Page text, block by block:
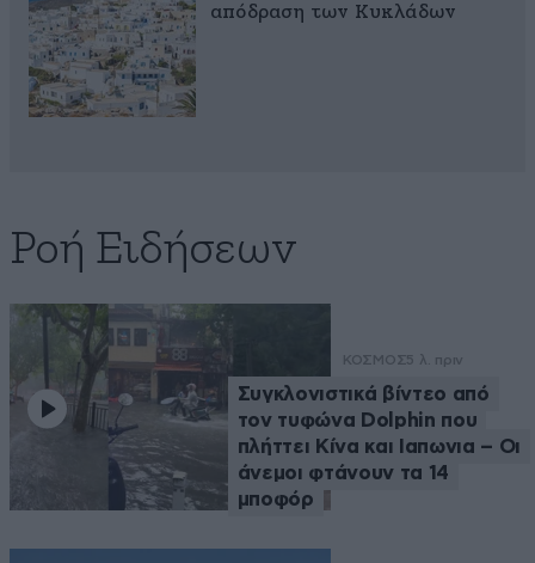
απόδραση των Κυκλάδων
Ροή Ειδήσεων
ΚΟΣΜΟΣ5 λ. πριν
Συγκλονιστικά βίντεο από
τον τυφώνα Dolphin που
πλήττει Κίνα και Ιαπωνια – Οι
άνεμοι φτάνουν τα 14
μποφόρ